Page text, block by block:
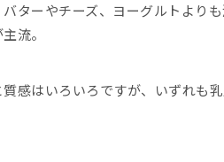
ターやチーズ、ヨーグルトより
流。
感はいろいろですが、いずれも